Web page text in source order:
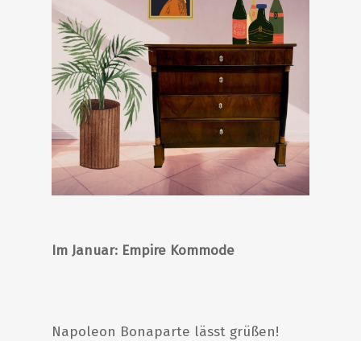
Im Januar: Empire Kommode
Napoleon Bonaparte lässt grüßen!